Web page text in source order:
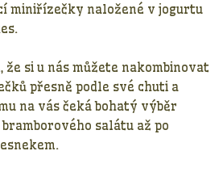
miniřízečky naložené v jogurtu
že si u nás můžete nakombinovat
přesně podle své chuti a
na vás čeká bohatý výběr
salátu až po